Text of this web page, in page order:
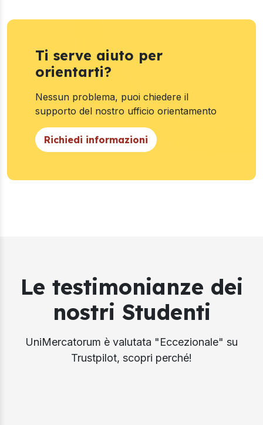
Ti serve aiuto per
orientarti?
Nessun problema, puoi chiedere il
supporto del nostro ufficio orientamento
Richiedi informazioni
Le testimonianze dei
nostri Studenti
UniMercatorum è valutata "Eccezionale" su
Trustpilot, scopri perché!